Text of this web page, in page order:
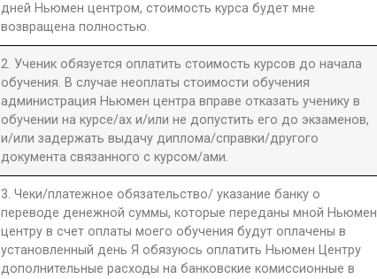
дней Ньюмен центром, стоимость курса будет мне
возвращена полностью.
2. Ученик обязуется оплатить стоимость курсов до начала
обучения. В случае неоплаты стоимости обучения
администрация Ньюмен центра вправе отказать ученику в
обучении на курсе/ах и/или не допустить его до экзаменов,
и/или задержать выдачу диплома/справки/другого
документа связанного с курсом/ами.
3. Чеки/платежное обязательство/ указание банку о
переводе денежной суммы, которые переданы мной Ньюмен
центру в счет оплаты моего обучения будут оплачены в
установленный день Я обязуюсь оплатить Ньюмен Центру
дополнительные расходы на банковские комиссионные в